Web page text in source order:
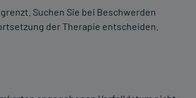
Suchen Sie bei Beschwerden
der Therapie entscheiden.